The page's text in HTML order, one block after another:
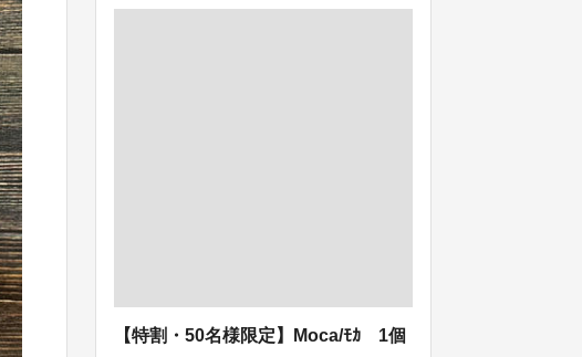
【特割・50名様限定】Moca/ﾓｶ 1個